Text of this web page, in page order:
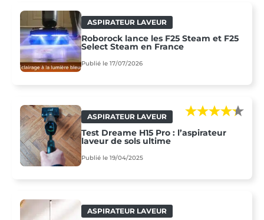
ASPIRATEUR LAVEUR
Roborock lance les F25 Steam et F25
Select Steam en France
Publié le 17/07/2026
ASPIRATEUR LAVEUR
Test Dreame H15 Pro : l’aspirateur
laveur de sols ultime
Publié le 19/04/2025
ASPIRATEUR LAVEUR